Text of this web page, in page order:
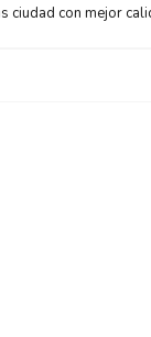
ciudad con mejor